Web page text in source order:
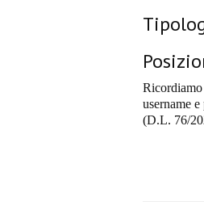
username
(D.L. 76/